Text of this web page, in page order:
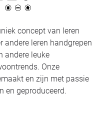
concept van leren
andere leren handgrepen
andere leuke
Onze
en zijn met passie
en geproduceerd.